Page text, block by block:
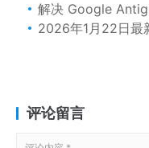
解决 Google
2026年1月22日最新更新
评论留言